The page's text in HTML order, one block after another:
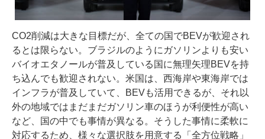
CO2削減は大きな目標だが、全ての国でBEVが歓迎され
るとは限らない。ブラジルのようにガソリンよりも安い
バイオエタノールが普及している国に無理矢理BEVを持
ち込んでも歓迎されない。米国は、西海岸や東海岸では
インフラが普及していて、BEVも活用できるが、それ以
外の地域ではまだまだガソリン車のほうが利便性が高い
など、国の中でも事情が異なる。そうした事情に柔軟に
対応するため、様々な選択肢を用意する「全方位戦略」